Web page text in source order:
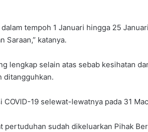
tempoh 1 Januari hingga 25
Saraan,” katanya.
lengkap selain atas sebab kesihatan
ditangguhkan.
19 selewat-lewatnya pada 31
sudah dikeluarkan Pihak